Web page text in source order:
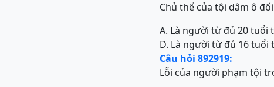
Chủ thể của tội dâm ô
A. Là người từ đủ 20 tuổi
D. Là người từ đủ 16 tuổi
Câu hỏi 892919:
Lỗi của người phạm tội